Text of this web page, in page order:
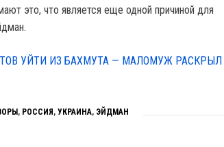
это, что является еще одной причиной для
УЙТИ ИЗ БАХМУТА — МАЛОМУЖ РАСКРЫЛ
, РОССИЯ, УКРАИНА, ЭЙДМАН